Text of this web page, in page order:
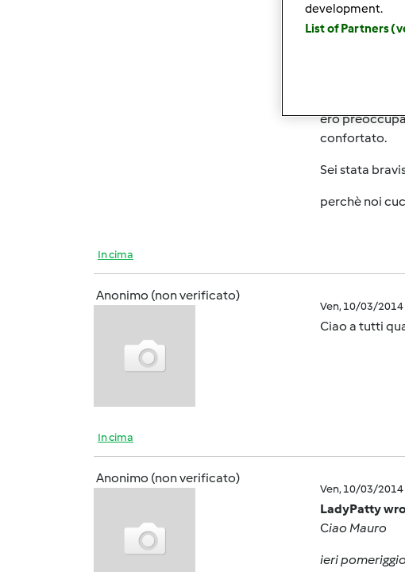
un mese
anni! Ora
per la
ero
confortato.
Sei stata
perchè noi
In cima
Anonimo (non verificato)
Ven, 10/03/2014
Ciao a tutti
In cima
Anonimo (non verificato)
Ven, 10/03/2014
LadyPatty
Ciao Mauro
ieri
development.
List of Partners